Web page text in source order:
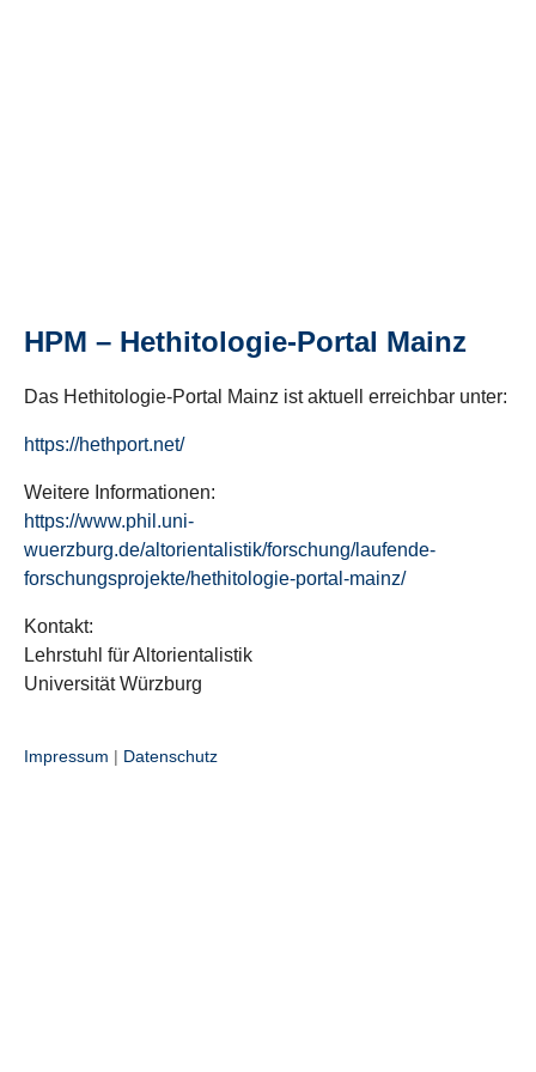
HPM – Hethitologie-Portal Mainz
Das Hethitologie-Portal Mainz ist aktuell erreichbar unter:
https://hethport.net/
Weitere Informationen:
https://www.phil.uni-
wuerzburg.de/altorientalistik/forschung/laufende-
forschungsprojekte/hethitologie-portal-mainz/
Kontakt:
Lehrstuhl für Altorientalistik
Universität Würzburg
Impressum | Datenschutz